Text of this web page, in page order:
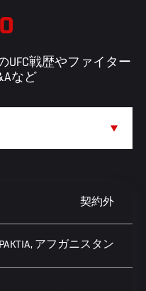
UFC戦歴やファイター
など
契約外
PAKTIA, アフガニスタン